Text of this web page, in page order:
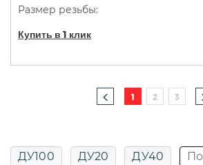
Купить в 1 клик
1 2 3
ДУ100 ДУ20 ДУ40